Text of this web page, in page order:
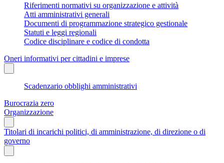
Riferimenti normativi su organizzazione e attività
Atti amministrativi generali
Documenti di programmazione strategico gestionale
Statuti e leggi regionali
Codice disciplinare e codice di condotta
Oneri informativi per cittadini e imprese
Scadenzario obblighi amministrativi
Burocrazia zero
Organizzazione
Titolari di incarichi politici, di amministrazione, di direzione o di
governo